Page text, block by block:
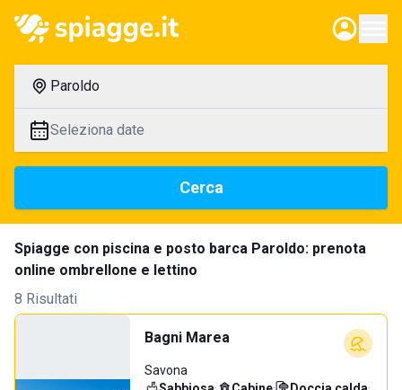
Paroldo
Seleziona date
Cerca
Spiagge con piscina e posto barca Paroldo: prenota
online ombrellone e lettino
8 Risultati
Bagni Marea
Savona